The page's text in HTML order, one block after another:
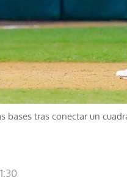
bases tras conectar un